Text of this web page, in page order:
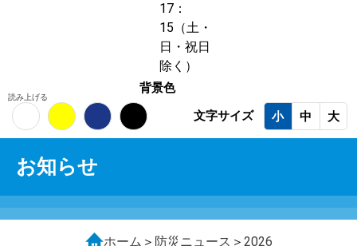
17：
15（土・
日・祝日
除く）
読み上げる
背景色
文字サイズ
小 中 大
お知らせ
ホーム ＞ 防災ニュース ＞ 2026